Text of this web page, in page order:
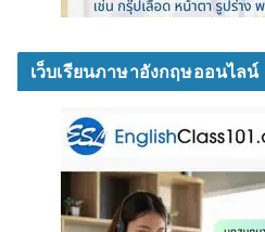
เว็บเรียนภาษาอังกฤษออนไลน์